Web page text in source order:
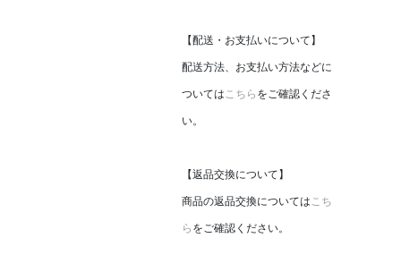
【配送・お支払いについて】
配送方法、お支払い方法などに
ついてはこちら をご確認くださ
い。
【返品交換について】
商品の返品交換についてはこち
ら をご確認ください。